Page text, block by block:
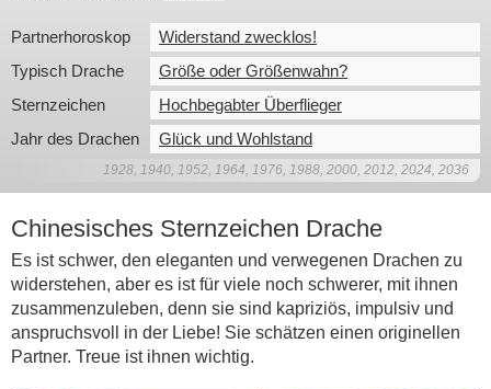
Partnerhoroskop
Widerstand zwecklos!
Typisch Drache
Größe oder Größenwahn?
Sternzeichen
Hochbegabter Überflieger
Jahr des Drachen
Glück und Wohlstand
1928, 1940, 1952, 1964, 1976, 1988, 2000, 2012, 2024, 2036
Chinesisches Sternzeichen Drache
Es ist schwer, den eleganten und verwegenen Drachen zu
widerstehen, aber es ist für viele noch schwerer, mit ihnen
zusammenzuleben, denn sie sind kapriziös, impulsiv und
anspruchsvoll in der Liebe! Sie schätzen einen originellen
Partner. Treue ist ihnen wichtig.